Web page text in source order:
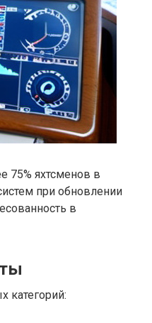
75% яхтсменов в
при обновлении
в
категорий: